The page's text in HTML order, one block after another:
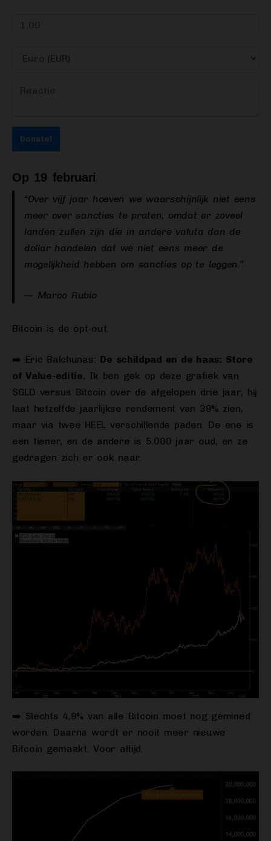
Donate!
Op 19 februari
“Over vijf jaar hoeven we waarschijnlijk niet eens
meer over sancties te praten, omdat er zoveel
landen zullen zijn die in andere valuta dan de
dollar handelen dat we niet eens meer de
mogelijkheid hebben om sancties op te leggen.”
— Marco Rubio
Bitcoin is de opt-out.
➡️ Eric Balchunas: De schildpad en de haas: Store
of Value-editie. Ik ben gek op deze grafiek van
$GLD versus Bitcoin over de afgelopen drie jaar; hij
laat hetzelfde jaarlijkse rendement van 39% zien,
maar via twee HEEL verschillende paden. De ene is
een tiener, en de andere is 5.000 jaar oud, en ze
gedragen zich er ook naar.
➡️ Slechts 4,9% van alle Bitcoin moet nog gemined
worden. Daarna wordt er nooit meer nieuwe
Bitcoin gemaakt. Voor altijd.